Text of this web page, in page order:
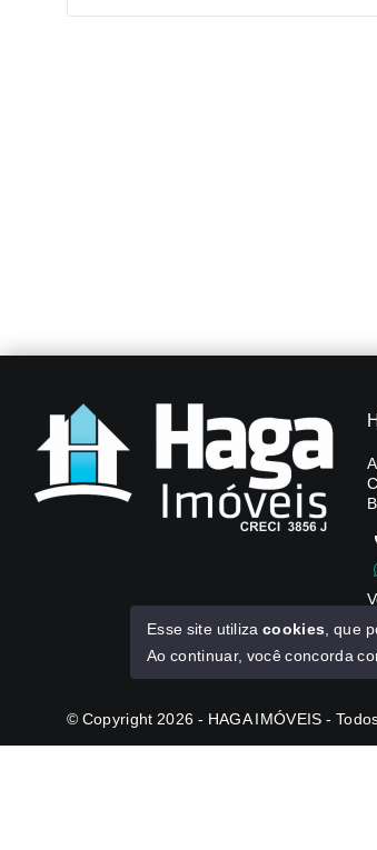
© Copyright 2026 - HAGA IMÓVEIS -
Esse site utilizacookies , que
Ao continuar, você concorda